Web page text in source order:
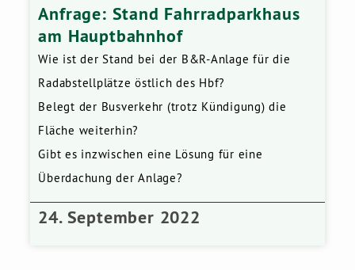
Anfrage: Stand Fahrradparkhaus
am Hauptbahnhof
Wie ist der Stand bei der B&R-Anlage für die
Radabstellplätze östlich des Hbf?
Belegt der Busverkehr (trotz Kündigung) die
Fläche weiterhin?
Gibt es inzwischen eine Lösung für eine
Überdachung der Anlage?
24. September 2022